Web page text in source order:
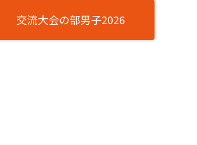
交流大会の部男子2026